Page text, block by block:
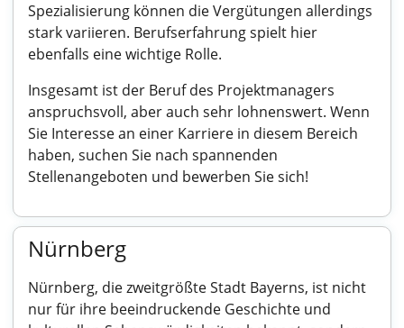
Spezialisierung können die Vergütungen allerdings
stark variieren. Berufserfahrung spielt hier
ebenfalls eine wichtige Rolle.
Insgesamt ist der Beruf des Projektmanagers
anspruchsvoll, aber auch sehr lohnenswert. Wenn
Sie Interesse an einer Karriere in diesem Bereich
haben, suchen Sie nach spannenden
Stellenangeboten und bewerben Sie sich!
Nürnberg
Nürnberg, die zweitgrößte Stadt Bayerns, ist nicht
nur für ihre beeindruckende Geschichte und